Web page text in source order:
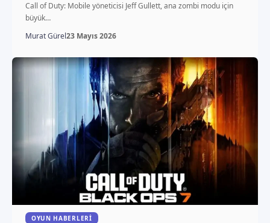
Call of Duty: Mobile yöneticisi Jeff Gullett, ana zombi modu için
büyük…
Murat Gürel23 Mayıs 2026
OYUN HABERLERI